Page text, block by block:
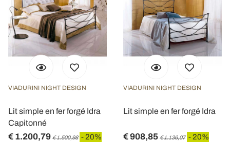
VIADURINI NIGHT DESIGN
Lit simple en fer forgé Idra
Capitonné
€ 1.200,79 € 1.500,98 - 20%
VIADURINI NIGHT DESIGN
Lit simple en fer forgé Idra
€ 908,85 € 1.136,07 - 20%